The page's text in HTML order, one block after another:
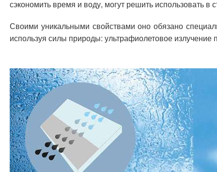
сэкономить время и воду, могут решить использовать
Своими уникальными свойствами оно обязано
используя силы природы: ультрафиолетовое